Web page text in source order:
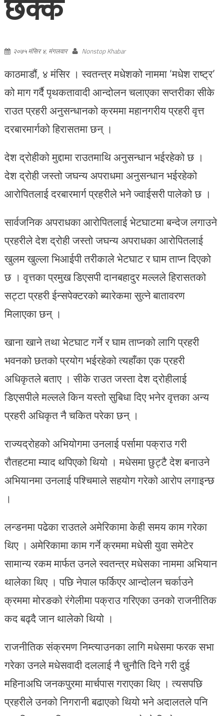
छक्क
२०७५ मंसिर ४, मंगलवार Nonstop Khabar
काठमाडौं, ४ मंसिर । स्वतन्त्र मधेशको नाममा ‘मधेश राष्ट्र’
को माग गर्दै पृथकतावादी आन्दोलन चलाएका सप्तरीका सीके
राउत प्रहरी अनुसन्धानको क्रममा महानगरीय प्रहरी वृत्त
दरबारमार्गको हिरासतमा छन् ।
देश द्रोहीको मुद्दामा राउतमाथि अनुसन्धान भईरहेको छ ।
देश द्रोही जस्तो जघन्य अपराधमा अनुसन्धान भईरहेको
आरोपितलाई दरबारमार्ग प्रहरीले भने ज्वाईसरी पालेको छ ।
सार्वजनिक अपराधका आरोपितलाई भेटघाटमा बन्देज लगाउने
प्रहरीले देश द्रोही जस्तो जघन्य अपराधका आरोपितलाई
खुलम खुल्ला भिआईपी तरीकाले भेटघाट र घाम ताप्न दिएको
छ । वृत्तका प्रमुख डिएसपी दानबहादुर मल्लले हिरासतको
सट्टा प्रहरी ईन्सपेक्टरको ब्यारेकमा सुत्ने बातावरण
मिलाएका छन् ।
खाना खाने तथा भेटघाट गर्ने र घाम ताप्नको लागि प्रहरी
भवनको छतको प्रयोग भईरहेको त्यहाँका एक प्रहरी
अधिकृतले बताए । सीके राउत जस्ता देश द्रोहीलाई
डिएसपीले मल्लले किन यस्तो सुबिधा दिए भनेर वृत्तका अन्य
प्रहरी अधिकृत नै चकित परेका छन् ।
राज्यद्रोहको अभियोगमा उनलाई पर्सामा पक्राउ गरी
रौतहटमा म्याद थपिएको थियो । मधेसमा छुट्टै देश बनाउने
अभियानमा उनलाई पश्चिमाले सहयोग गरेको आरोप लगाइन्छ
।
लन्डनमा पढेका राउतले अमेरिकामा केही समय काम गरेका
थिए । अमेरिकामा काम गर्ने क्रममा मधेसी युवा समेटेर
सामान्य रकम मार्फत उनले स्वतन्त्र मधेसका नाममा अभियान
थालेका थिए । पछि नेपाल फर्किएर आन्दोलन चर्काउने
क्रममा मोरङको रंगेलीमा पक्राउ गरिएका उनको राजनीतिक
कद बढ्दै जान थालेको थियो ।
राजनीतिक संक्रमण निम्त्याउनका लागि मधेसमा फरक सभा
गरेका उनले मधेसवादी दललाई नै चुनौति दिने गरी दुई
महिनाअघि जनकपुरमा मार्चपास गराएका थिए । त्यसपछि
प्रहरीले उनको निगरानी बढाएको थियो भने अदालतले पनि